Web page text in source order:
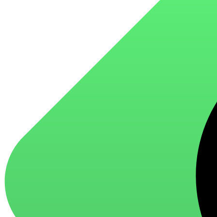
для ароматизации и нейтрализации запахов
для стирки и ухода за тканями
для ковров и текстильных изделий
специализированные чистящие средства
универсальные чистящие средства
дезинфицирующие средства
Автохимия и автокосметика
автоэмали
аэрозольные смазки